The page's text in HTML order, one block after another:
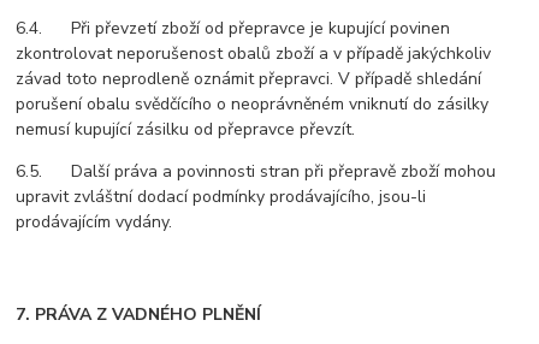
6.4. Při převzetí zboží od přepravce je kupující povinen
zkontrolovat neporušenost obalů zboží a v případě jakýchkoliv
závad toto neprodleně oznámit přepravci. V případě shledání
porušení obalu svědčícího o neoprávněném vniknutí do zásilky
nemusí kupující zásilku od přepravce převzít.
6.5. Další práva a povinnosti stran při přepravě zboží mohou
upravit zvláštní dodací podmínky prodávajícího, jsou-li
prodávajícím vydány.
7. PRÁVA Z VADNÉHO PLNĚNÍ